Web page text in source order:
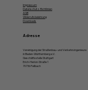
Impressum
Datenschutz-Richtlinien
AGB
Widerrufsbelehrung
Downloads
Adresse
Vereinigung der Straßenbau- und Verkehrsingenieure
in Baden-Württemberg e.V.
Geschäftsstelle Stuttgart
Erich-Herion-Straße 1
70736 Fellbach